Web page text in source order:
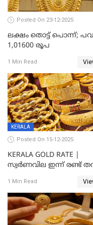
Posted On 23-12-2025
ലക്ഷം തൊട്ട് പൊന്ന്;
1,01600 രൂപ
1 Min Read
KERALA
Posted On 15-12-2025
KERALA GOLD RATE |
സ്വർണവില ഇന്ന് രണ്ട്
സർവകാല റെക്കോഡ്
1 Min Read